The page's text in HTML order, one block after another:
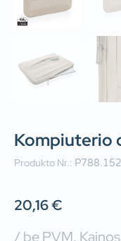
Kompiuterio
Produkto Nr.: P788.152
20,16€
/ be PVM.